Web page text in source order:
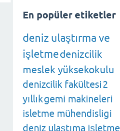
En popüler etiketler
deniz ulaştırma ve
işletmedenizcilik
meslek yüksekokulu
denizcilik fakültesi2
yıllıkgemi makineleri
isletme mühendisligi
deniz ulaştıma işletme